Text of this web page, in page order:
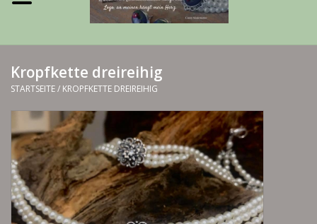
Trachtenschmuck & Ketten
exklusive Kropfketten
925 Silberschmuck
BERGliebe-Kollektion
Blütenkranzkollektion
I ❤️ bayerischer Wald Armband
Kropfkette dreireihig
STARTSEITE/ KROPFKETTE DREIREIHIG